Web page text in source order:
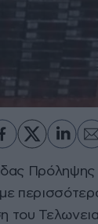
Πρόληψης
του